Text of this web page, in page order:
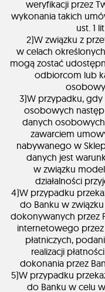
weryfikacji przez
wykonania takich
ust. 1
2)W związku z
w celach
mogą zostać
odbiorcom lub
3)W przypadku, gdy
osobowych
danych
zawarciem
nabywanego w
danych jest
w związku
działalności
4)W przypadku
do Banku w
dokonywanych przez
internetowego
płatniczych,
realizacji
dokonania przez
5)W przypadku
do Banku w celu